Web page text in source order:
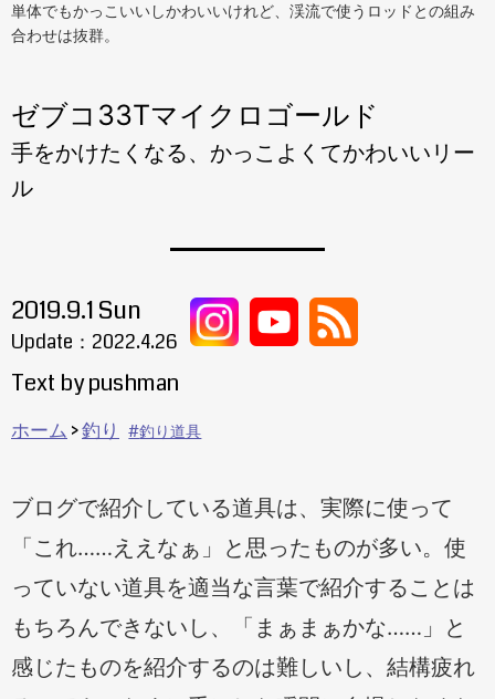
単体でもかっこいいしかわいいけれど、渓流で使うロッドとの組み
合わせは抜群。
ゼブコ33Tマイクロゴールド
手をかけたくなる、かっこよくてかわいいリー
ル
ブログで紹介している道具は、実際に使って
「これ……ええなぁ」と思ったものが多い。使
っていない道具を適当な言葉で紹介することは
もちろんできないし、「まぁまぁかな……」と
感じたものを紹介するのは難しいし、結構疲れ
2019.9.1 Sun
Update： 2022.4.26
Text by pushman
ホーム 釣り 釣り道具